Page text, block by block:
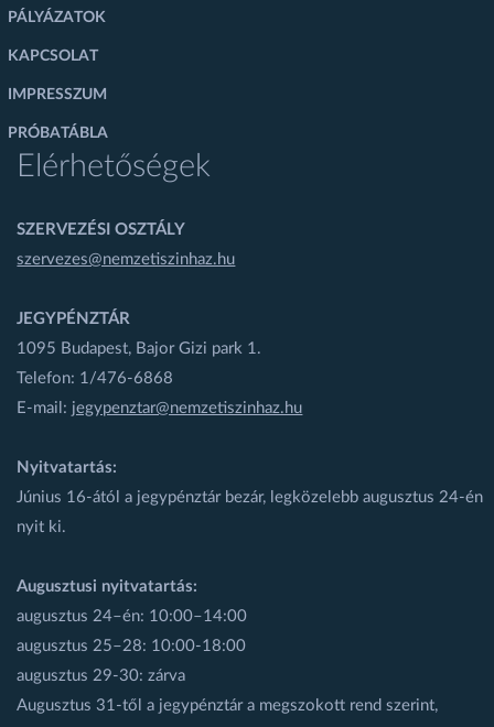
PÁLYÁZATOK
KAPCSOLAT
IMPRESSZUM
PRÓBATÁBLA
Elérhetőségek
SZERVEZÉSI OSZTÁLY
szervezes@nemzetiszinhaz.hu
JEGYPÉNZTÁR
1095 Budapest, Bajor Gizi park 1.
Telefon: 1/476-6868
E-mail: jegypenztar@nemzetiszinhaz.hu
Nyitvatartás:
Június 16-ától a jegypénztár bezár, legközelebb augusztus 24-én
nyit ki.
Augusztusi nyitvatartás:
augusztus 24–én: 10:00–14:00
augusztus 25–28: 10:00-18:00
augusztus 29-30: zárva
Augusztus 31-től a jegypénztár a megszokott rend szerint,